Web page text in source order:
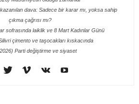
dava: Sadece bir karar mı, yoksa sahip
çıkma çağrısı mı?
sofrasında laiklik ve 8 Mart Kadınlar Günü
çimento ve taşocakları kıskacında
Parti değiştirme ve siyaset